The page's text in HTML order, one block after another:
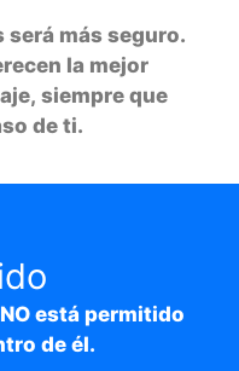
será más seguro.
la mejor
siempre que
de ti.
está permitido
de él.